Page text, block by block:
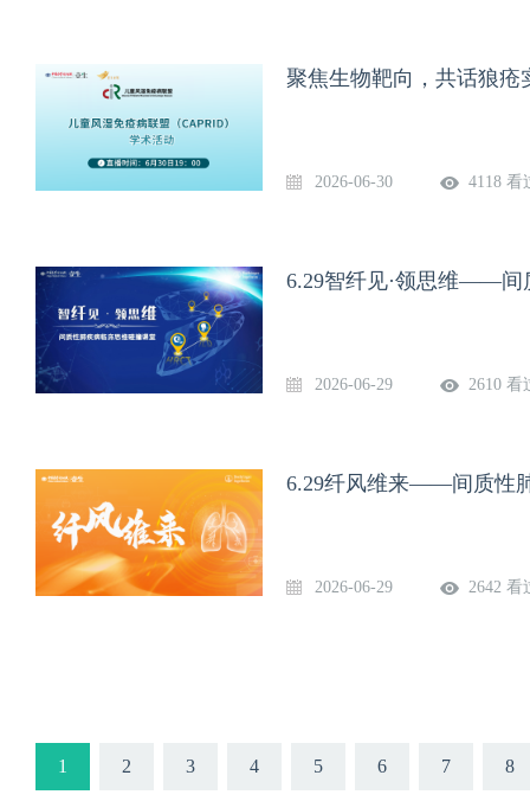
聚焦生物靶向，共话狼疮
2026-06-30 4118 看
6.29智纤见·领思维——间
2026-06-29 2610 看
6.29纤风维来——间质性
2026-06-29 2642 看
1 2 3 4 5 6 7 8